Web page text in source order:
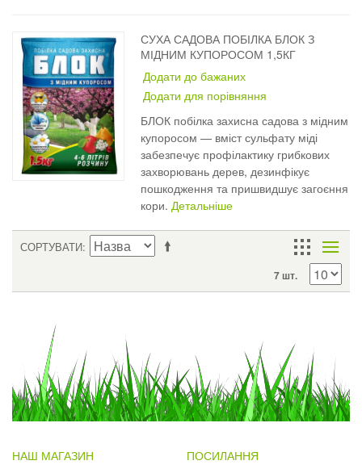
СУХА САДОВА ПОБІЛКА БЛОК З
МІДНИМ КУПОРОСОМ 1,5КГ
Додати до бажаних
Додати для порівняння
БЛОК побілка захисна садова з мідним
купоросом — вміст сульфату міді
забезпечує профілактику грибкових
захворювань дерев, дезинфікує
пошкодження та пришвидшує загоєння
кори.Детальніше
СОРТУВАТИ
7 шт.
НАШ МАГАЗИН ПОСИЛАННЯ